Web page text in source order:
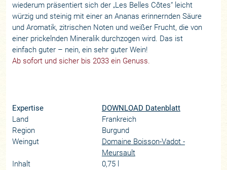
wiederum präsentiert sich der „Les Belles Côtes“ leicht
würzig und steinig mit einer an Ananas erinnernden Säure
und Aromatik, zitrischen Noten und weißer Frucht, die von
einer prickelnden Mineralik durchzogen wird. Das ist
einfach guter – nein, ein sehr guter Wein!
Ab sofort und sicher bis 2033 ein Genuss.
Expertise
DOWNLOAD Datenblatt
Land
Frankreich
Region
Burgund
Weingut
Domaine Boisson-Vadot -
Meursault
Inhalt
0,75 l